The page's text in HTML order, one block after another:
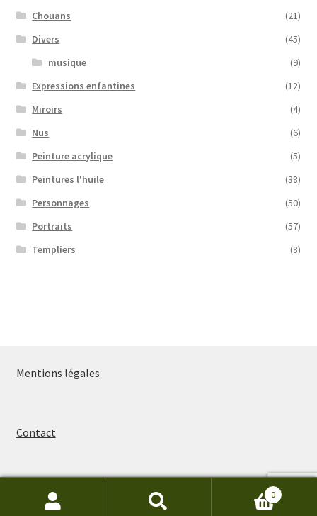
Chouans
(21)
Divers
(45)
musique
(9)
Expressions enfantines
(12)
Miroirs
(4)
Nus
(6)
Peinture acrylique
(5)
Peintures l'huile
(38)
Personnages
(50)
Portraits
(57)
Templiers
(8)
Mentions légales
Contact
Recherche
Recherche
0